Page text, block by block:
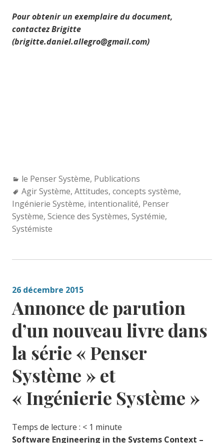
Pour obtenir un exemplaire du document,
contactez Brigitte
(brigitte.daniel.allegro@gmail.com)
Categories:
le Penser Système, Publications
Tags:
Agir Système, Attitudes, concepts système,
Ingénierie Système, intentionalité, Penser
Système, Science des Systèmes, Systémie,
Systémiste
26 décembre 2015
Annonce de parution
d’un nouveau livre dans
la série « Penser
Système » et
« Ingénierie Système »
Temps de lecture : < 1 minute
Software Engineering in the Systems Context –